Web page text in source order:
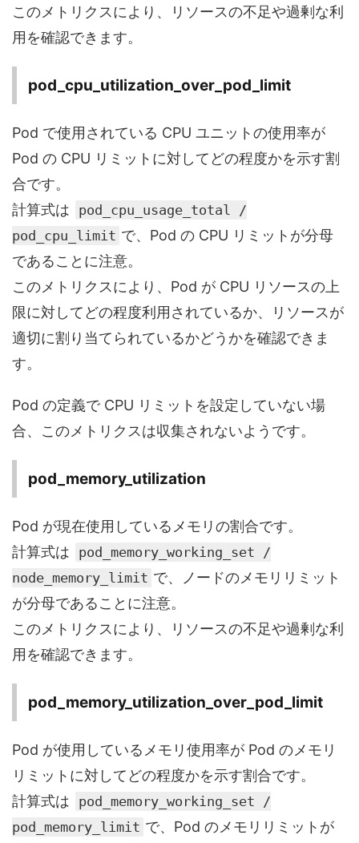
このメトリクスにより、リソースの不足や過剰な利
用を確認できます。
pod_cpu_utilization_over_pod_limit
Pod で使用されている CPU ユニットの使用率が
Pod の CPU リミットに対してどの程度かを示す割
合です。
計算式は
pod_cpu_usage_total /
pod_cpu_limit で、Pod の CPU リミットが分母
であることに注意。
このメトリクスにより、Pod が CPU リソースの上
限に対してどの程度利用されているか、リソースが
適切に割り当てられているかどうかを確認できま
す。
Pod の定義で CPU リミットを設定していない場
合、このメトリクスは収集されないようです。
pod_memory_utilization
Pod が現在使用しているメモリの割合です。
計算式は
pod_memory_working_set /
node_memory_limit で、ノードのメモリリミット
が分母であることに注意。
このメトリクスにより、リソースの不足や過剰な利
用を確認できます。
pod_memory_utilization_over_pod_limit
Pod が使用しているメモリ使用率が Pod のメモリ
リミットに対してどの程度かを示す割合です。
計算式は
pod_memory_working_set /
pod_memory_limit で、Pod のメモリリミットが